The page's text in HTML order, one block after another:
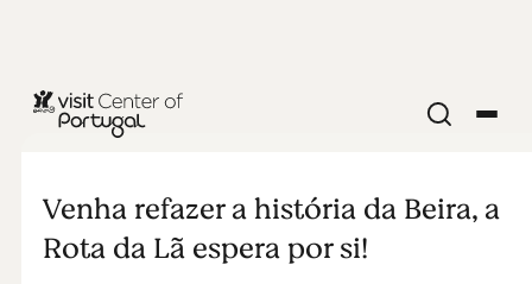
ARTES E CULTURA
A Rota da Lã
- Translana
Venha refazer a história da Beira, a
Rota da Lã espera por si!